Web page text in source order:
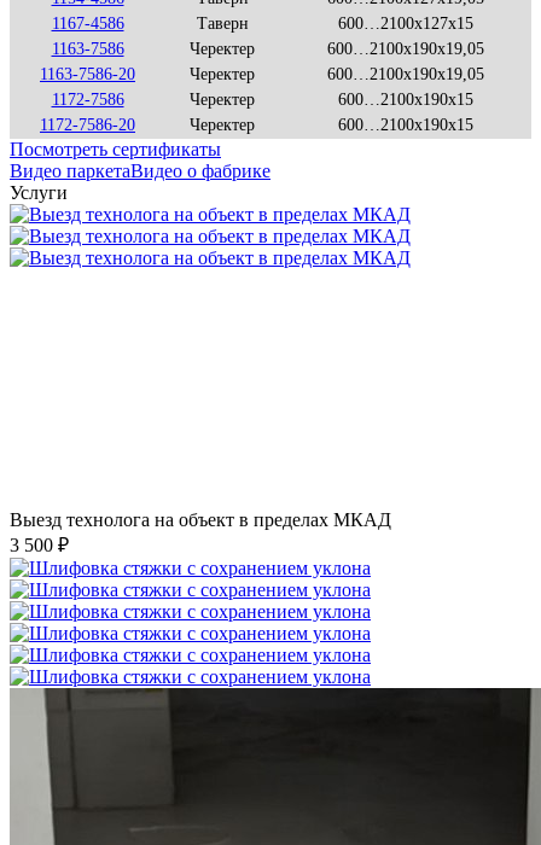
1167-4586
Таверн
600…2100x127x15
1163-7586
Черектер
600…2100x190x19,05
1163-7586-20
Черектер
600…2100x190x19,05
1172-7586
Черектер
600…2100x190x15
1172-7586-20
Черектер 600…2100x190x15
Посмотреть сертификаты
Видео паркетаВидео о фабрике
Услуги
Выезд технолога на объект в пределах МКАД
3 500 ₽